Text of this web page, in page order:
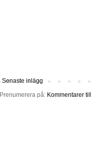
Senaste inlägg
Prenumerera på: Kommentarer